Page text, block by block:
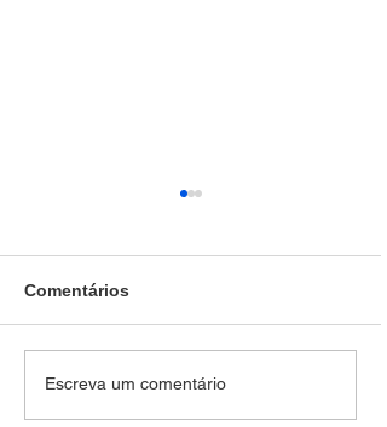
Jovem de 18 anos, é
Comentários
Escreva um comentário